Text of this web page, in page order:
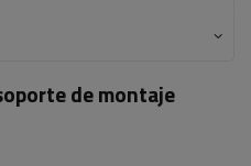
de montaje